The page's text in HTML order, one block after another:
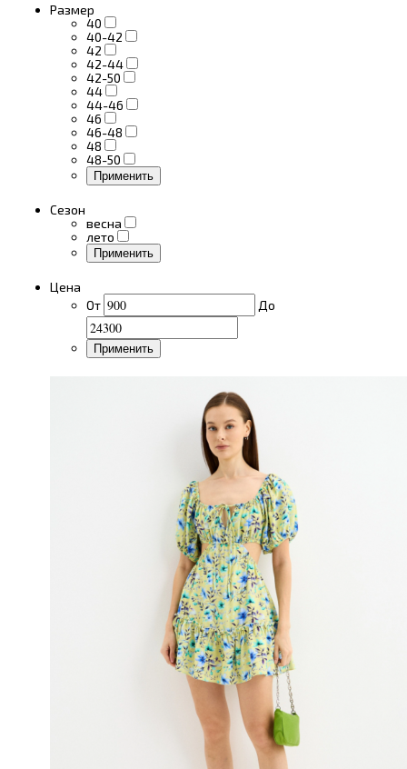
Размер
40
40-42
42
42-44
42-50
44
44-46
46
46-48
48
48-50
Применить
Сезон
весна
лето
Применить
Цена
От
До
Применить